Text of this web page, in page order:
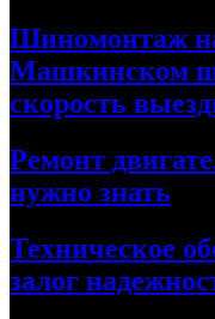
Шиномонтаж
Машкинском
скорость
Ремонт
нужно знать
Техническое
залог